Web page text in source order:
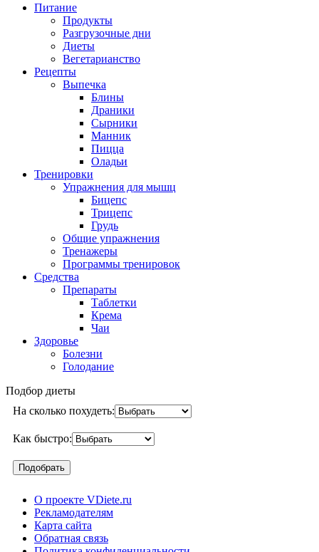
Питание
Продукты
Разгрузочные дни
Диеты
Вегетарианство
Рецепты
Выпечка
Блины
Драники
Сырники
Манник
Пицца
Оладьи
Тренировки
Упражнения для мышц
Бицепс
Трицепс
Грудь
Общие упражнения
Тренажеры
Программы тренировок
Средства
Препараты
Таблетки
Крема
Чаи
Здоровье
Болезни
Голодание
Подбор диеты
На сколько похудеть:
Как быстро:
О проекте VDiete.ru
Рекламодателям
Карта сайта
Обратная связь